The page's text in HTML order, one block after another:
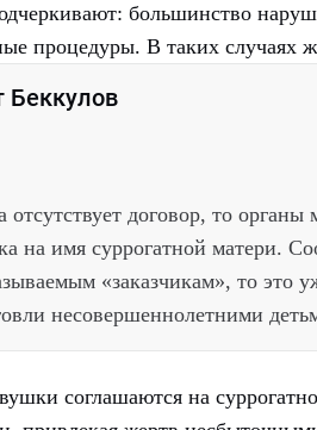
большинство
процедуры. В таких
Беккулов
отсутствует договор, то
на имя суррогатной матери.
«заказчикам», то это
несовершеннолетними
соглашаются на